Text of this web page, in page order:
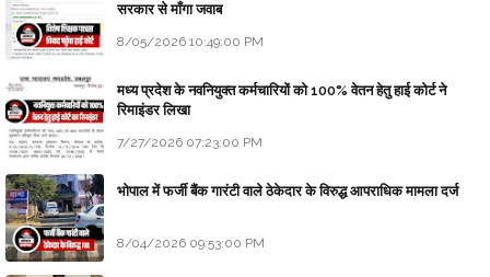
सरकार से माँगा जवाब
8/05/2026 10:49:00 PM
मध्य प्रदेश के नवनियुक्त कर्मचारियों को 100% वेतन हेतु हाई कोर्ट ने
रिमाइंडर लिखा
7/27/2026 07:23:00 PM
भोपाल में फर्जी बैंक गारंटी वाले ठेकेदार के विरुद्ध आपराधिक मामला दर्ज
8/04/2026 09:53:00 PM